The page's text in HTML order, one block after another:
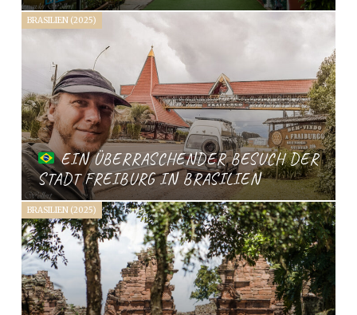
BRASILIEN (2025)
EIN ÜBERRASCHENDER BESUCH DER
STADT FREIBURG IN BRASILIEN
BRASILIEN (2025)